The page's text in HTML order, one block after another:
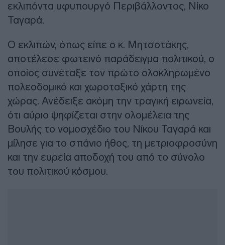
εκλιπόντα υφυπουργό Περιβάλλοντος, Νίκο
Ταγαρά.
Ο εκλιπών, όπως είπε ο κ. Μητσοτάκης,
αποτέλεσε φωτεινό παράδειγμα πολιτικού, ο
οποίος συνέταξε τον πρώτο ολοκληρωμένο
πολεοδομικό και χωροταξικό χάρτη της
χώρας. Ανέδειξε ακόμη την τραγική ειρωνεία,
ότι αύριο ψηφίζεται στην ολομέλεια της
Βουλής το νομοσχέδιο του Νίκου Ταγαρά και
μίλησε για το σπάνιο ήθος, τη μετριοφροσύνη
και την ευρεία αποδοχή του από το σύνολο
του πολιτικού κόσμου.